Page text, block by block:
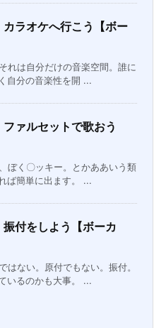
カラオケへ行こう【ボー
は自分だけの音楽空間。誰に
自分の音楽性を開 ...
ファルセットで歌おう
く〇ッキー。とかああいう類
ば簡単に出ます。 ...
振付をしよう【ボーカ
ない。原付でもない。振付。
いるのかも大事。 ...